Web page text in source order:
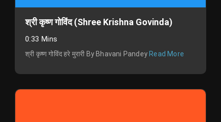
श्री कृष्ण गोविंद (Shree Krishna Govinda)
0:33 Mins
श्री कृष्ण गोविंद हरे मुरारी By Bhavani Pandey Read More